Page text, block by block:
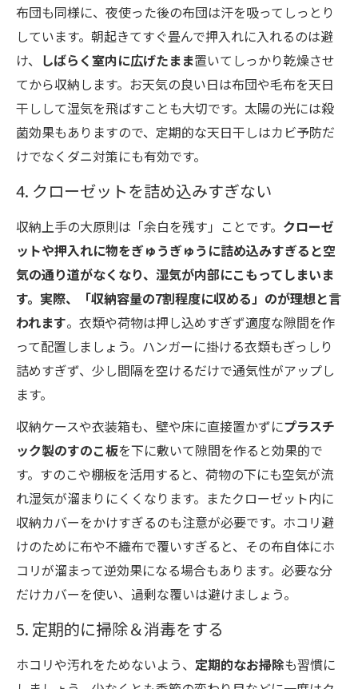
布団も同様に、夜使った後の布団は汗を吸ってしっとり
しています。朝起きてすぐ畳んで押入れに入れるのは避
け、 しばらく室内に広げたまま置いてしっかり乾燥させ
てから収納します。お天気の良い日は布団や毛布を天日
干しして湿気を飛ばすことも大切です。太陽の光には殺
菌効果もありますので、定期的な天日干しはカビ予防だ
けでなくダニ対策にも有効です。
4. クローゼットを詰め込みすぎない
収納上手の大原則は「余白を残す」ことです。 クローゼ
ットや押入れに物をぎゅうぎゅうに詰め込みすぎると空
気の通り道がなくなり、湿気が内部にこもってしまいま
す。実際、「収納容量の7割程度に収める」のが理想と言
われます。衣類や荷物は押し込めすぎず適度な隙間を作
って配置しましょう。ハンガーに掛ける衣類もぎっしり
詰めすぎず、少し間隔を空けるだけで通気性がアップし
ます。
収納ケースや衣装箱も、壁や床に直接置かずにプラスチ
ック製のすのこ板を下に敷いて隙間を作ると効果的で
す。すのこや棚板を活用すると、荷物の下にも空気が流
れ湿気が溜まりにくくなります。またクローゼット内に
収納カバーをかけすぎるのも注意が必要です。ホコリ避
けのために布や不織布で覆いすぎると、その布自体にホ
コリが溜まって逆効果になる場合もあります。必要な分
だけカバーを使い、過剰な覆いは避けましょう。
5. 定期的に掃除＆消毒をする
ホコリや汚れをためないよう、 定期的なお掃除も習慣に